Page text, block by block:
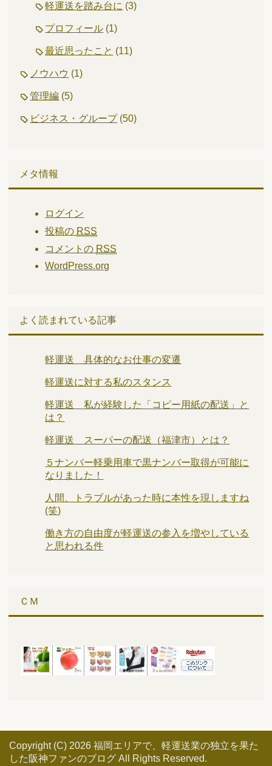
軽運送を踏み台に (3)
プロフィール (1)
最近思ったこと (11)
ノウハウ (1)
管理編 (5)
ビジネス・グループ(50)
メタ情報
ログイン
投稿の RSS
コメントの RSS
WordPress.org
よく読まれている記事
軽運送 具体的なお仕事の変遷
軽運送に対する私のスタンス
軽運送 私が経験した「コピー用紙の配送」と
は？
軽運送 スーパーの配送（福津市）とは？
５ナンバー軽乗用車で黒ナンバー取得が可能に
なりました！
人間、トラブルがあった時に本性を現しますね
(笑)
働き方の自由度が軽運送の参入を増やしている
と思われる件
ＣＭ
Copyright (C) 2026 福岡エリアで、軽運送業の独立を果た
した阪神ファンのブログ All Rights Reserved.